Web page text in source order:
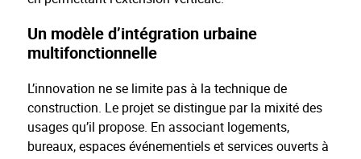
Un modèle d’intégration urbaine
multifonctionnelle
L’innovation ne se limite pas à la technique de
construction. Le projet se distingue par la mixité des
usages qu’il propose. En associant logements,
bureaux, espaces événementiels et services ouverts à